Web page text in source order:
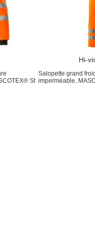
St
Hi-
Salopette grand
imperméable,